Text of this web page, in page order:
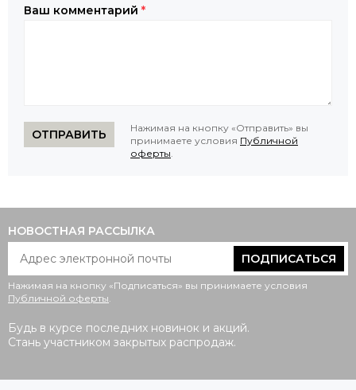
Ваш комментарий *
ОТПРАВИТЬ
Нажимая на кнопку «Отправить» вы
принимаете условия Публичной
оферты
НОВОСТНАЯ РАССЫЛКА
ПОДПИСАТЬСЯ
Нажимая на кнопку «Подписаться» вы принимаете условия
Публичной оферты
Будь в курсе последних новинок и акций.
Стань участником закрытых распродаж.